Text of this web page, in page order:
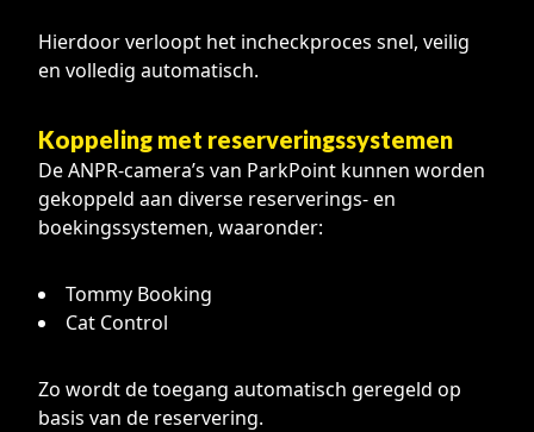
Hierdoor verloopt het incheckproces snel, veilig
en volledig automatisch.
Koppeling met reserveringssystemen
De ANPR-camera’s van ParkPoint kunnen worden
gekoppeld aan diverse reserverings- en
boekingssystemen, waaronder:
Tommy Booking
Cat Control
Zo wordt de toegang automatisch geregeld op
basis van de reservering.